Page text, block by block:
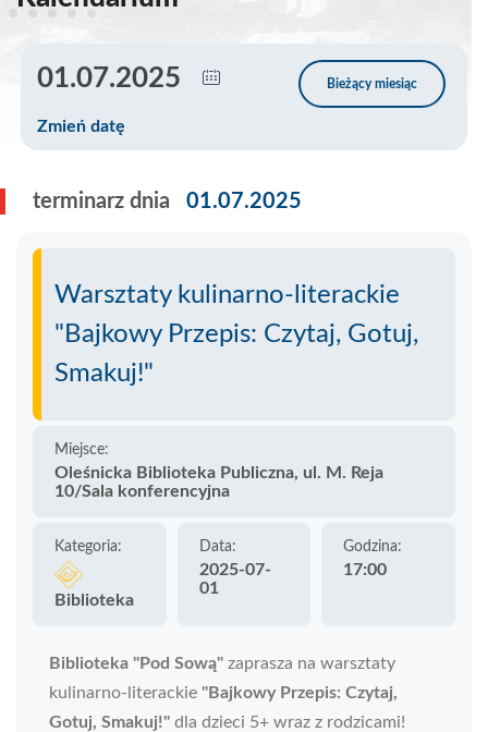
Zmień datę
terminarz dnia 01.07.2025
Warsztaty kulinarno-literackie
"Bajkowy Przepis: Czytaj, Gotuj,
Smakuj!"
Miejsce:
Oleśnicka Biblioteka Publiczna, ul. M. Reja
10/Sala konferencyjna
Kategoria:
Biblioteka
Data:
2025-07-
01
Godzina:
17:00
Biblioteka "Pod Sową" zaprasza na warsztaty
kulinarno-literackie "Bajkowy Przepis: Czytaj,
Gotuj, Smakuj!" dla dzieci 5+ wraz z rodzicami!